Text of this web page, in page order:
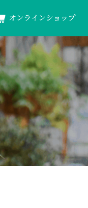
オンラインショップ